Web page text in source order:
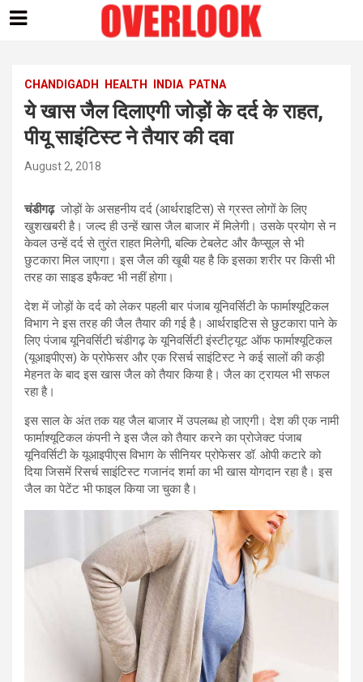
contentCHANDIGADH HEALTH INDIA PATNA
ये खास जैल दिलाएगी जोड़ों के दर्द के राहत,
पीयू साइंटिस्ट ने तैयार की दवा
August 2, 2018
चंडीगढ़जोड़ों के असहनीय दर्द (आर्थराइटिस) से ग्रस्त लोगों के लिए
खुशखबरी है। जल्द ही उन्हें खास जैल बाजार में मिलेगी। उसके प्रयोग से न
केवल उन्हें दर्द से तुरंत राहत मिलेगी, बल्कि टेबलेट और कैप्सूल से भी
छुटकारा मिल जाएगा। इस जैल की खूबी यह है कि इसका शरीर पर किसी भी
तरह का साइड इफैक्ट भी नहीं होगा।
देश में जोड़ों के दर्द को लेकर पहली बार पंजाब यूनिवर्सिटी के फार्माश्यूटिकल
विभाग ने इस तरह की जैल तैयार की गई है। आर्थराइटिस से छुटकारा पाने के
लिए पंजाब यूनिवर्सिटी चंडीगढ़ के यूनिवर्सिटी इंस्टीट्यूट ऑफ फार्माश्यूटिकल
(यूआइपीएस) के प्रोफेसर और एक रिसर्च साइंटिस्ट ने कई सालों की कड़ी
मेहनत के बाद इस खास जैल को तैयार किया है। जैल का ट्रायल भी सफल
रहा है।
इस साल के अंत तक यह जैल बाजार में उपलब्ध हो जाएगी। देश की एक नामी
फार्माश्यूटिकल कंपनी ने इस जैल को तैयार करने का प्रोजेक्ट पंजाब
यूनिवर्सिटी के यूआइपीएस विभाग के सीनियर प्रोफेसर डॉ. ओपी कटारे को
दिया जिसमें रिसर्च साइंटिस्ट गजानंद शर्मा का भी खास योगदान रहा है। इस
जैल का पेटेंट भी फाइल किया जा चुका है।